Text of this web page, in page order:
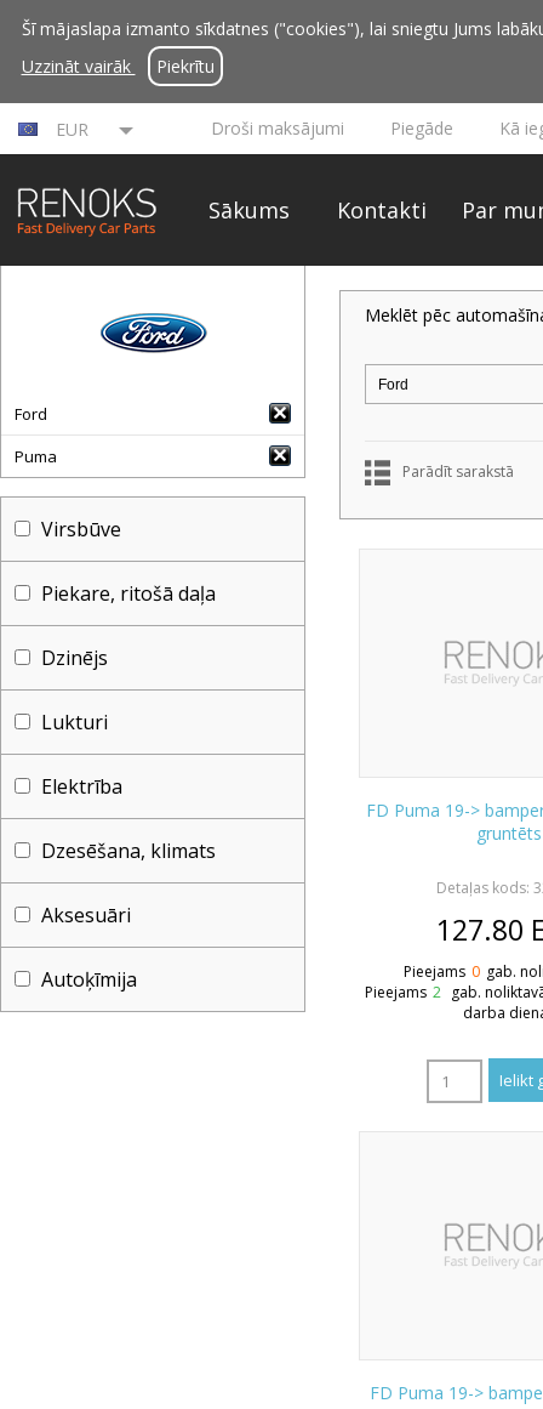
Šī mājaslapa izmanto sīkdatnes ("cookies"), lai sniegtu Jums
Uzzināt vairāk
Piekrītu
EUR Droši maksājumi Piegāde Kā
Sākums Kontakti Par
Ford
Puma
Virsbūve
Piekare, ritošā daļa
Dzinējs
Lukturi
Elektrība
Dzesēšana, klimats
Aksesuāri
Autoķīmija
Meklēt pēc
Parādīt sarakstā
FD Puma 19->
gruntēts
Detaļas kods:
127.80
Pieejams 0 gab.
Pieejams 2 gab.
darba
FD Puma 19->